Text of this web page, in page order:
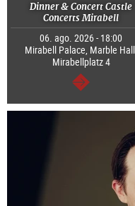
Dinner & Concert Castle
Concerts Mirabell
06. ago. 2026 - 18:00
Mirabell Palace, Marble
Mirabellplatz 4
segue